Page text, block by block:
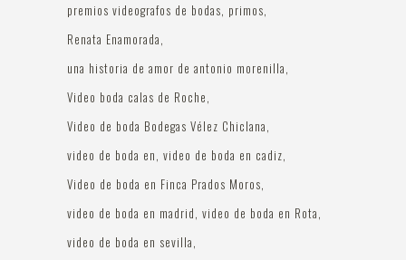
premios videografos de bodas primos
Renata Enamorada
una historia de amor de antonio morenilla
Video boda calas de Roche
Video de boda Bodegas Vélez Chiclana
video de boda en video de boda en cadiz
Video de boda en Finca Prados Moros
video de boda en madrid video de boda en Rota
video de boda en sevilla